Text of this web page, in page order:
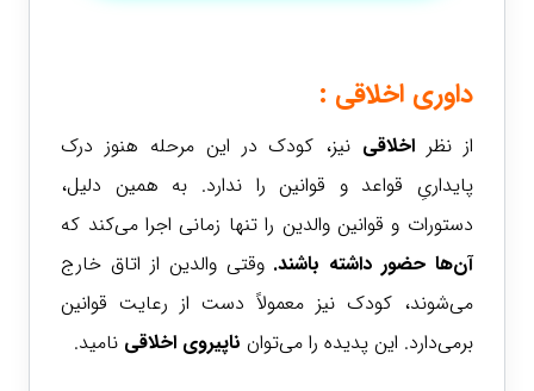
داوری اخلاقی :
از نظر اخلاقی نیز، کودک در این مرحله هنوز درک
پایداریِ قواعد و قوانین را ندارد. به همین دلیل،
دستورات و قوانین والدین را تنها زمانی اجرا می‌کند که
آن‌ها حضور داشته باشند. وقتی والدین از اتاق خارج
می‌شوند، کودک نیز معمولاً دست از رعایت قوانین
برمی‌دارد. این پدیده را می‌توان ناپیروی اخلاقی نامید.